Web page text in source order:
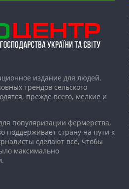
издание для людей,
трендов сельского
прежде всего, мелкие и
популяризации фермерства,
поддерживает страну на пути к
сделают все, чтобы
максимально